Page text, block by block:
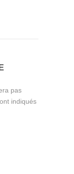
pas
indiqués